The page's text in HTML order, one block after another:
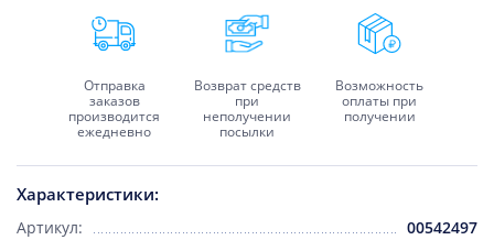
Характеристики:
Артикул:
00542497
Отправка
заказов
производится
ежедневно
Возврат средств
при
неполучении
посылки
Возможность
оплаты при
получении